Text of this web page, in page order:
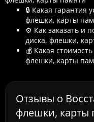
🔒 Какая гарантия
флешки, карты
⚙️ Как заказать и
диска, флешки,
💰 Какая
флешки, карты
Отзывы о
флешки, карты